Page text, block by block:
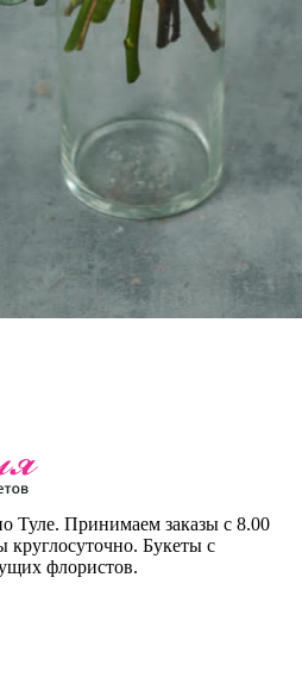
Туле. Принимаем заказы с 8.00
круглосуточно. Букеты с
флористов.